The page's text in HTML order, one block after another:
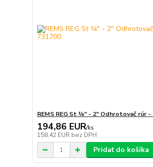
REMS REG St ¼" - 2" Odhrotovač rúr -
194,86 EUR/ks
158,42 EUR bez DPH
Pridať do košíka